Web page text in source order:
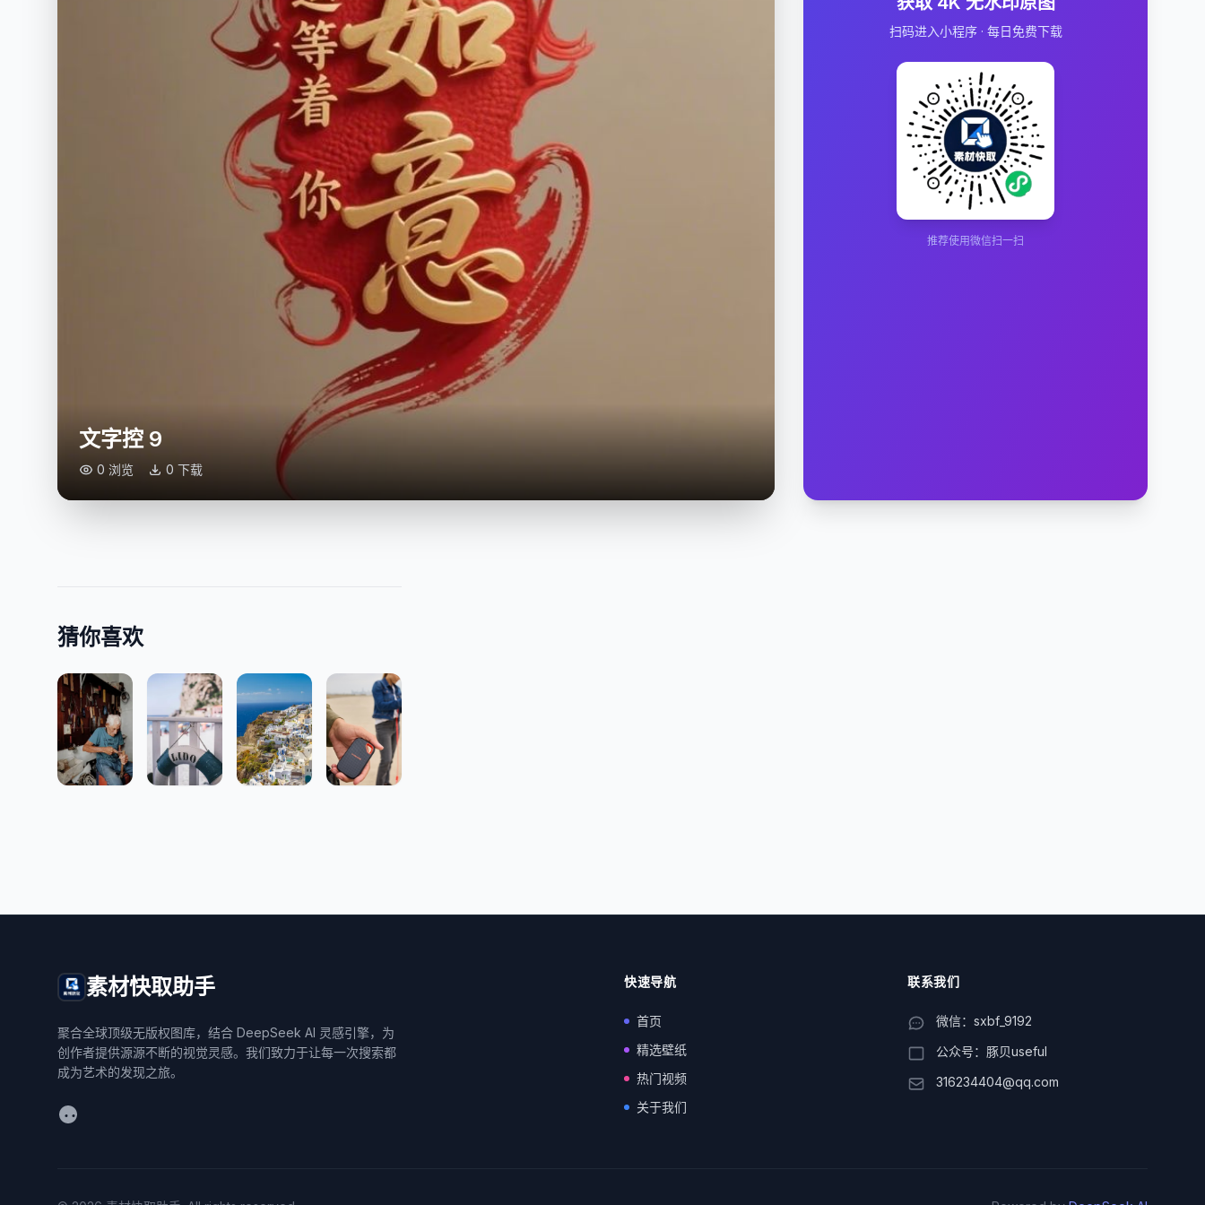
文字控 9
0 浏览 0 下载
扫码进入小程序 · 每日免费下载
推荐使用微信扫一扫
猜你喜欢
素材快取助手
聚合全球顶级无版权图库，结合 DeepSeek AI 灵感引擎，为
创作者提供源源不断的视觉灵感。我们致力于让每一次搜索都
成为艺术的发现之旅。
WeChat
快速导航
首页
精选壁纸
热门视频
关于我们
联系我们
微信：sxbf_9192
公众号：豚贝useful
316234404@qq.com